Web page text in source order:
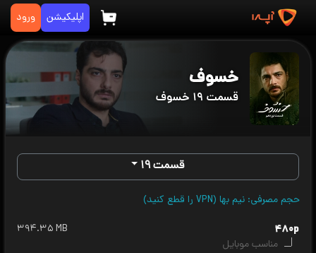
اپلیکیشن ورود
خسوف
قسمت ۱۹ خسوف
قسمت ۱۹
حجم مصرفی: نیم بها (VPN را قطع کنید)
۴۸۰p
مناسب موبایل
۳۹۴.۳۵ MB